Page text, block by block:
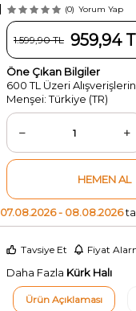
(0) Yorum Yap
1.599,90TL 959,94
Öne Çıkan Bilgiler
600 TL Üzeri
Menşei: Türkiye (TR)
HEMEN AL
07.08.2026 - 08.08.2026
Tavsiye Et Fiyat
Daha Fazla Kürk Halı
Ürün Açıklaması